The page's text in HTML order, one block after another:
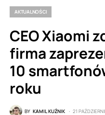
AKTUALNOŚCI
CEO Xiaomi
firma
10
roku
BY KAMIL KUŹNIK 21